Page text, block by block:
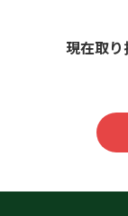
現在取り